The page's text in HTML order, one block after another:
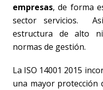
empresas, de forma
sector servicios.
estructura de alto
normas de gestión.
La ISO 14001 2015
una mayor protección